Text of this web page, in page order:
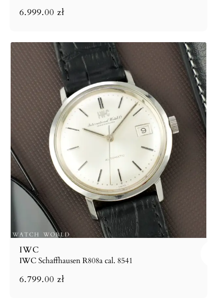
6.999.00 zł
IWC
IWC Schaffhausen R808a cal. 8541
6.799.00 zł